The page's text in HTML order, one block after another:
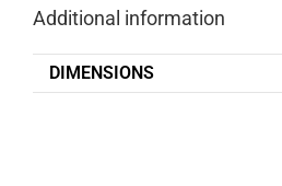
Additional information
DIMENSIONS